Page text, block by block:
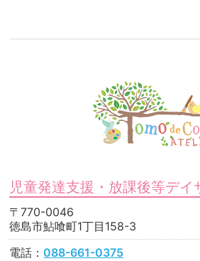
児童発達支援・放課後等デイ
〒770-0046
徳島市鮎喰町1丁目158-3
電話：088-661-0375